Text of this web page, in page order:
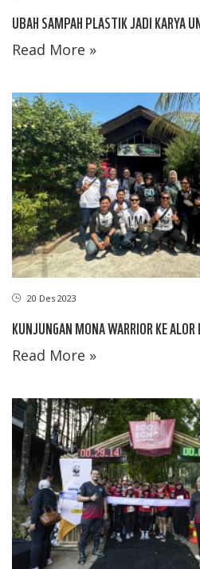
UBAH SAMPAH PLASTIK JADI KARYA
Read More »
20 Des 2023
KUNJUNGAN MONA WARRIOR KE
Read More »